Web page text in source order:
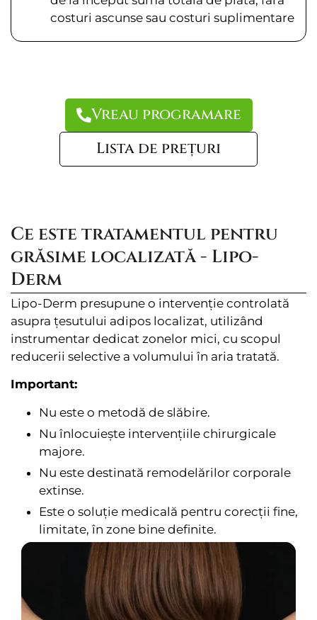
costuri ascunse sau costuri suplimentare
Vreau programare
Lista de prețuri
Ce este tratamentul pentru
grăsime localizată - Lipo-
Derm
Lipo-Derm presupune o intervenție controlată
asupra țesutului adipos localizat, utilizând
instrumentar dedicat zonelor mici, cu scopul
reducerii selective a volumului în aria tratată.
Important:
Nu este o metodă de slăbire.
Nu înlocuiește intervențiile chirurgicale
majore.
Nu este destinată remodelărilor corporale
extinse.
Este o soluție medicală pentru corecții fine,
limitate, în zone bine definite.